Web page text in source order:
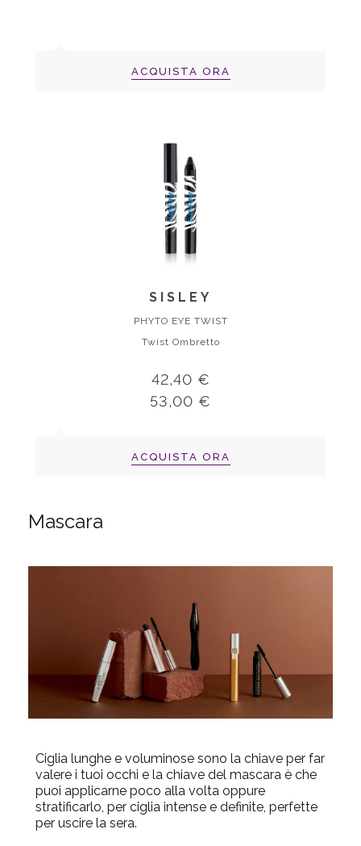
ACQUISTA ORA
SISLEY
PHYTO EYE TWIST
Twist Ombretto
42,40 €
53,00 €
ACQUISTA ORA
Mascara
Ciglia lunghe e voluminose sono la chiave per far
valere i tuoi occhi e la chiave del mascara è che
puoi applicarne poco alla volta oppure
stratificarlo, per ciglia intense e definite, perfette
per uscire la sera.